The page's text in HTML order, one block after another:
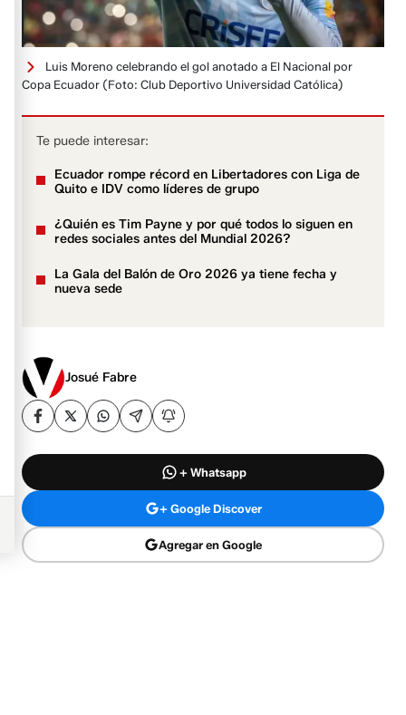
Luis Moreno celebrando el gol anotado a El Nacional por
Copa Ecuador (Foto: Club Deportivo Universidad Católica)
Te puede interesar:
Ecuador rompe récord en Libertadores con Liga de
Quito e IDV como líderes de grupo
¿Quién es Tim Payne y por qué todos lo siguen en
redes sociales antes del Mundial 2026?
La Gala del Balón de Oro 2026 ya tiene fecha y
nueva sede
Josué Fabre
+ Whatsapp
+ Google Discover
Agregar en Google